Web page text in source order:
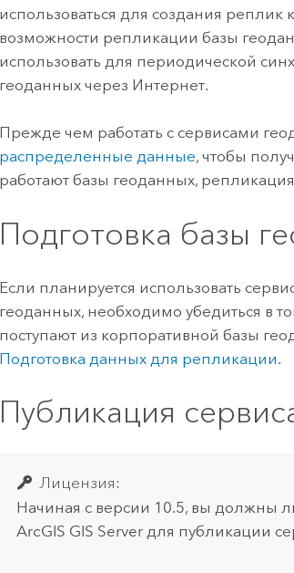
использоваться для создания
возможности репликации базы
использовать для периодической
геоданных через Интернет.
Прежде чем работать с сервисами
распределенные данные, чтобы
работают базы геоданных,
Подготовка базы
Если планируется использовать
геоданных, необходимо убедиться в
поступают из корпоративной базы
Подготовка данных для репликации.
Публикация
Лицензия:
Начиная с версии 10.5, вы должны
ArcGIS GIS Server для публикации